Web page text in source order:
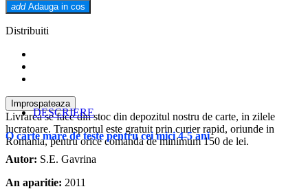
add Adauga in cos
Distribuiti
Livrarea se face din stoc din depozitul nostru de carte, in zilele
lucratoare. Transportul este gratuit prin curier rapid, oriunde in
Romania, pentru orice comanda de minimum 150 de lei.
DESCRIERE
O carte mare de teste pentru cei mici4-5 ani
Autor: S.E. Gavrina
An aparitie: 2011